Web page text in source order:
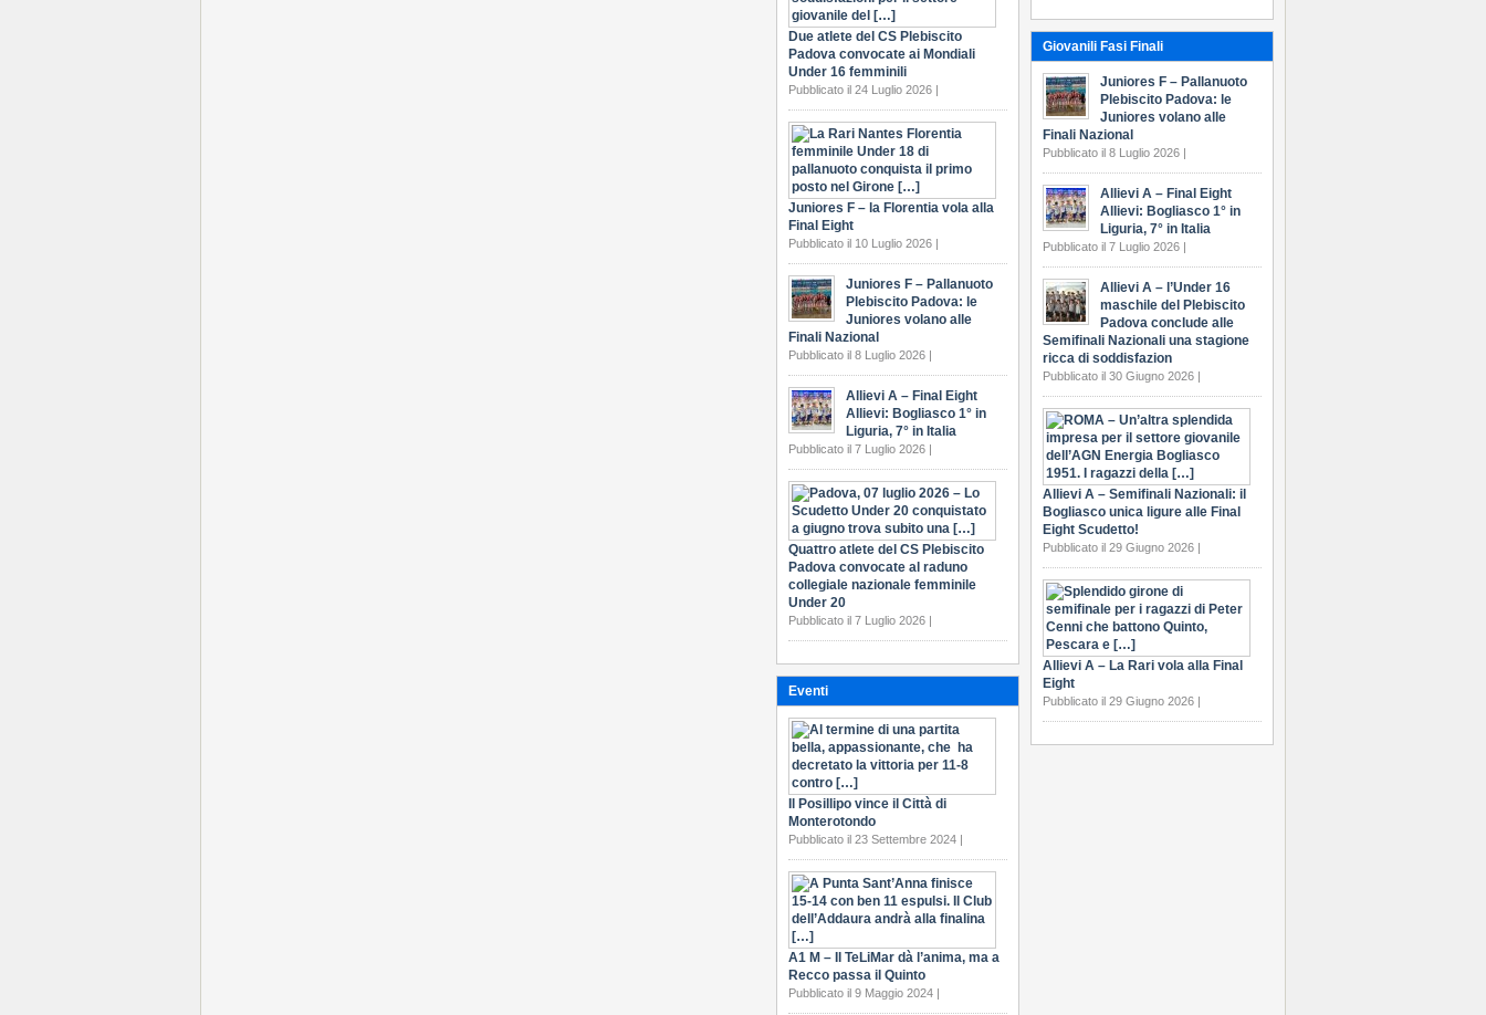
Giovanili Fasi Finali
Juniores F – Pallanuoto
Plebiscito Padova: le
Juniores volano alle
Finali Nazional
Pubblicato il 8 Luglio 2026 |
Allievi A – Final Eight
Allievi: Bogliasco 1° in
Liguria, 7° in Italia
Pubblicato il 7 Luglio 2026 |
Allievi A – l’Under 16
maschile del Plebiscito
Padova conclude alle
Semifinali Nazionali una stagione
ricca di soddisfazion
Pubblicato il 30 Giugno 2026 |
Allievi A – Semifinali Nazionali: il
Bogliasco unica ligure alle Final
Eight Scudetto!
Pubblicato il 29 Giugno 2026 |
Allievi A – La Rari vola alla Final
Eight
Pubblicato il 29 Giugno 2026 |
Due atlete del CS Plebiscito
Padova convocate ai Mondiali
Under 16 femminili
Pubblicato il 24 Luglio 2026 |
Juniores F – la Florentia vola alla
Final Eight
Pubblicato il 10 Luglio 2026 |
Juniores F – Pallanuoto
Plebiscito Padova: le
Juniores volano alle
Finali Nazional
Pubblicato il 8 Luglio 2026 |
Allievi A – Final Eight
Allievi: Bogliasco 1° in
Liguria, 7° in Italia
Pubblicato il 7 Luglio 2026 |
Quattro atlete del CS Plebiscito
Padova convocate al raduno
collegiale nazionale femminile
Under 20
Pubblicato il 7 Luglio 2026 |
Eventi
Il Posillipo vince il Città di
Monterotondo
Pubblicato il 23 Settembre 2024 |
A1 M – Il TeLiMar dà l’anima, ma a
Recco passa il Quinto
Pubblicato il 9 Maggio 2024 |